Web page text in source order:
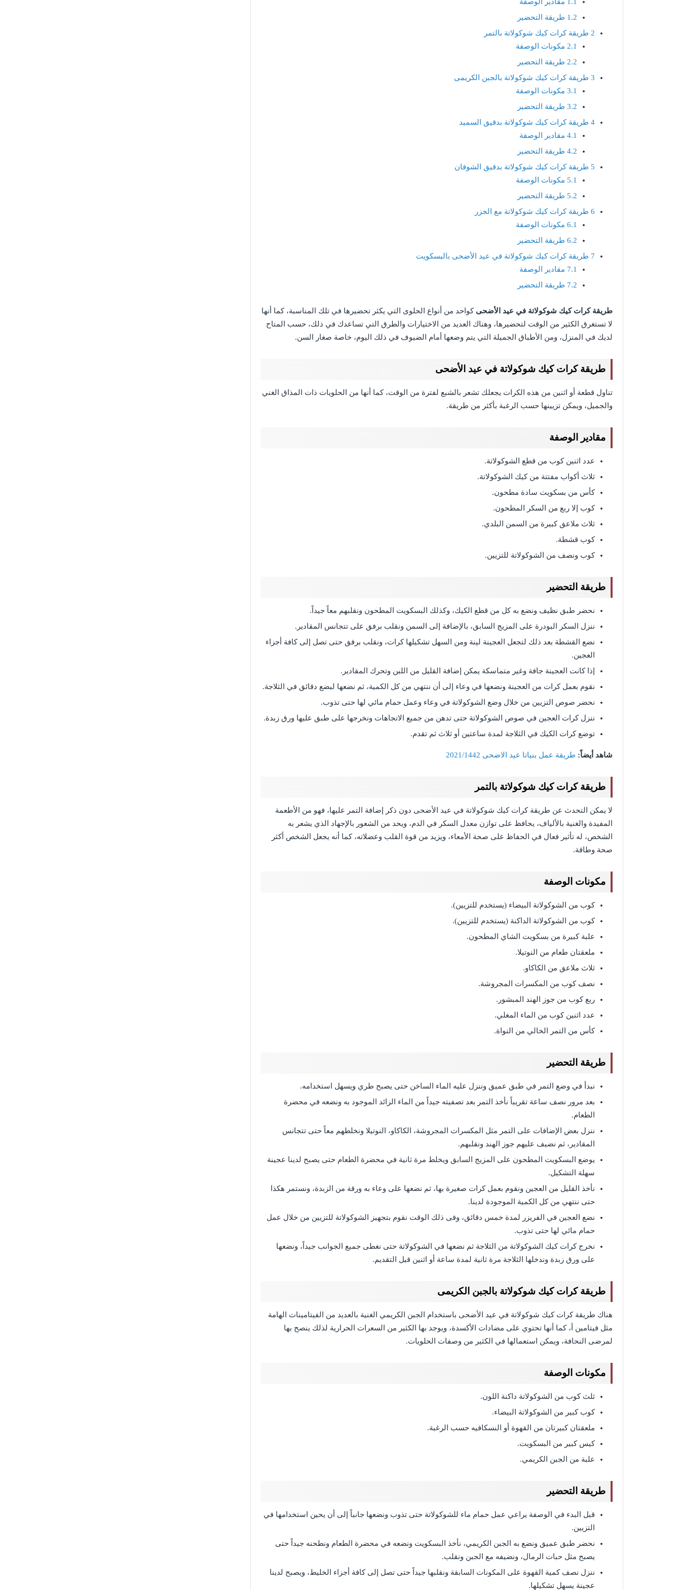
1.2 طريقة التحضير
2 طريقة كرات كيك شوكولاتة بالتمر
2.1 مكونات الوصفة
2.2 طريقة التحضير
3 طريقة كرات كيك شوكولاتة بالجبن الكريمى
3.1 مكونات الوصفة
3.2 طريقة التحضير
4 طريقة كرات كيك شوكولاتة بدقيق السميد
4.1 مقادير الوصفة
4.2 طريقة التحضير
5 طريقة كرات كيك شوكولاتة بدقيق الشوفان
5.1 مكونات الوصفة
5.2 طريقة التحضير
6 طريقة كرات كيك شوكولاتة مع الجزر
6.1 مكونات الوصفة
6.2 طريقة التحضير
7 طريقة كرات كيك شوكولاتة في عيد الأضحى بالبسكويت
7.1 مقادير الوصفة
7.2 طريقة التحضير
طريقة كرات كيك شوكولاتة في عيد الأضحى كواحد من أنواع الحلوى التي يكثر تحضيرها في تلك المناسبة، كما أنها
لا تستغرق الكثير من الوقت لتحضيرها، وهناك العديد من الاختيارات والطرق التي تساعدك في ذلك، حسب المتاح
لديك في المنزل، ومن الأطباق الجميلة التي يتم وضعها أمام الضيوف في ذلك اليوم، خاصة صغار السن.
طريقة كرات كيك شوكولاتة في عيد الأضحى
تناول قطعة أو اثنين من هذه الكرات يجعلك تشعر بالشبع لفترة من الوقت، كما أنها من الحلويات ذات المذاق الغني
والجميل، ويمكن تزيينها حسب الرغبة بأكثر من طريقة.
مقادير الوصفة
عدد اثنين كوب من قطع الشوكولاتة.
ثلاث أكواب مفتتة من كيك الشوكولاتة.
كأس من بسكويت سادة مطحون.
كوب إلا ربع من السكر المطحون.
ثلاث ملاعق كبيرة من السمن البلدي.
كوب قشطة.
كوب ونصف من الشوكولاتة للتزيين.
طريقة التحضير
نحضر طبق نظيف ونضع به كل من قطع الكيك، وكذلك البسكويت المطحون ونقلبهم معاً جيداً.
ننزل السكر البودرة على المزيج السابق، بالإضافة إلى السمن ونقلب برفق على تتجانس المقادير.
نضع القشطة بعد ذلك لتجعل العجينة لينة ومن السهل تشكيلها كرات، ونقلب برفق حتى تصل إلى كافة أجزاء
العجين.
إذا كانت العجينة جافة وغير متماسكة يمكن إضافة القليل من اللبن وتحرك المقادير.
نقوم بعمل كرات من العجينة ونضعها في وعاء إلى أن ننتهي من كل الكمية، ثم نضعها لبضع دقائق في الثلاجة.
نحضر صوص التزيين من خلال وضع الشوكولاتة في وعاء وعمل حمام مائي لها حتى تذوب.
ننزل كرات العجين في صوص الشوكولاتة حتى تدهن من جميع الاتجاهات ونخرجها على طبق عليها ورق زبدة.
توضع كرات الكيك في الثلاجة لمدة ساعتين أو ثلاث ثم تقدم.
شاهد أيضاً: طريقة عمل بنياتا عيد الاضحى 2021/1442
طريقة كرات كيك شوكولاتة بالتمر
لا يمكن التحدث عن طريقة كرات كيك شوكولاتة في عيد الأضحى دون ذكر إضافة التمر عليها، فهو من الأطعمة
المفيدة والغنية بالألياف، يحافظ على توازن معدل السكر في الدم، ويحد من الشعور بالإجهاد الذي يشعر به
الشخص، له تأثير فعال في الحفاظ على صحة الأمعاء، ويزيد من قوة القلب وعضلاته، كما أنه يجعل الشخص أكثر
صحة وطاقة.
مكونات الوصفة
كوب من الشوكولاتة البيضاء (يستخدم للتزيين).
كوب من الشوكولاتة الداكنة (يستخدم للتزيين).
علبة كبيرة من بسكويت الشاي المطحون.
ملعقتان طعام من النوتيلا.
ثلاث ملاعق من الكاكاو.
نصف كوب من المكسرات المجروشة.
ربع كوب من جوز الهند المبشور.
عدد اثنين كوب من الماء المغلي.
كأس من التمر الخالي من النواة.
طريقة التحضير
نبدأ في وضع التمر في طبق عميق وننزل عليه الماء الساخن حتى يصبح طري ويسهل استخدامه.
بعد مرور نصف ساعة تقريباً نأخذ التمر بعد تصفيته جيداً من الماء الزائد الموجود به ونضعه في محضرة
الطعام.
ننزل بعض الإضافات على التمر مثل المكسرات المجروشة، الكاكاو، النوتيلا ونخلطهم معاً حتى تتجانس
المقادير، ثم نضيف عليهم جوز الهند ونقلبهم.
يوضع البسكويت المطحون على المزيج السابق ويخلط مرة ثانية في محضرة الطعام حتى يصبح لدينا عجينة
سهلة التشكيل.
نأخذ القليل من العجين ونقوم بعمل كرات صغيرة بها، ثم نضعها على وعاء به ورقة من الزبدة، ونستمر هكذا
حتى ننتهي من كل الكمية الموجودة لدينا.
نضع العجين في الفريزر لمدة خمس دقائق، وفى ذلك الوقت نقوم بتجهيز الشوكولاتة للتزيين من خلال عمل
حمام مائي لها حتى تذوب.
نخرج كرات كيك الشوكولاتة من الثلاجة ثم نضعها في الشوكولاتة حتى نغطى جميع الجوانب جيداً، ونضعها
على ورق زبدة وندخلها الثلاجة مرة ثانية لمدة ساعة أو اثنين قبل التقديم.
طريقة كرات كيك شوكولاتة بالجبن الكريمى
هناك طريقة كرات كيك شوكولاتة في عيد الأضحى باستخدام الجبن الكريمي الغنية بالعديد من الفيتامينات الهامة
مثل فيتامين أ، كما أنها تحتوي على مضادات الأكسدة، ويوجد بها الكثير من السعرات الحرارية لذلك ينصح بها
لمرضى النحافة، ويمكن استعمالها في الكثير من وصفات الحلويات.
مكونات الوصفة
ثلث كوب من الشوكولاتة داكنة اللون.
كوب كبير من الشوكولاتة البيضاء.
ملعقتان كبيرتان من القهوة أو النسكافيه حسب الرغبة.
كيس كبير من البسكويت.
علبة من الجبن الكريمي.
طريقة التحضير
قبل البدء في الوصفة يراعي عمل حمام ماء للشوكولاتة حتى تذوب ونضعها جانباً إلى أن يحين استخدامها في
التزيين.
نحضر طبق عميق ونضع به الجبن الكريمي، نأخذ البسكويت ونضعه في محضرة الطعام ونطحنه جيداً حتى
يصبح مثل حبات الرمال، ونضيفه مع الجبن ونقلب.
ننزل نصف كمية القهوة على المكونات السابقة ونقلبها جيداً حتى تصل إلى كافة أجزاء الخليط، ويصبح لدينا
عجينة يسهل تشكيلها.